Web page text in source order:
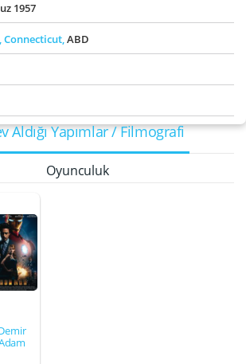
1957
Connecticut,ABD
Aldığı Yapımlar / Filmografi
Oyunculuk